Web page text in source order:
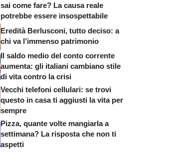
sai come fare? La causa reale
potrebbe essere insospettabile
Eredità Berlusconi, tutto deciso: a
chi va l’immenso patrimonio
Il saldo medio del conto corrente
aumenta: gli italiani cambiano stile
di vita contro la crisi
Vecchi telefoni cellulari: se trovi
questo in casa ti aggiusti la vita per
sempre
Pizza, quante volte mangiarla a
settimana? La risposta che non ti
aspetti